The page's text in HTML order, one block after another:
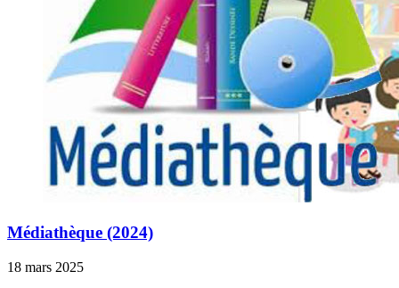
Médiathèque (2024)
18 mars 2025